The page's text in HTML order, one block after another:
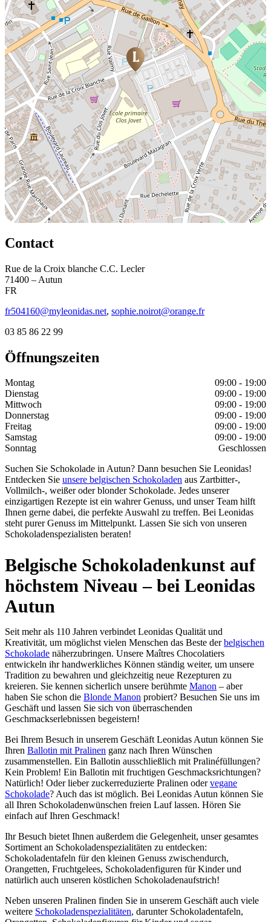
Contact
Rue de la Croix blanche C.C. Lecler
71400 – Autun
FR
fr504160@myleonidas.net, sophie.noirot@orange.fr
03 85 86 22 99
Öffnungszeiten
Montag
09:00 - 19:00
Dienstag
09:00 - 19:00
Mittwoch
09:00 - 19:00
Donnerstag
09:00 - 19:00
Freitag
09:00 - 19:00
Samstag
09:00 - 19:00
Sonntag
Geschlossen
Suchen Sie Schokolade in Autun? Dann besuchen Sie Leonidas!
Entdecken Sie unsere belgischen Schokoladen aus Zartbitter-,
Vollmilch-, weißer oder blonder Schokolade. Jedes unserer
einzigartigen Rezepte ist ein wahrer Genuss, und unser Team hilft
Ihnen gerne dabei, die perfekte Auswahl zu treffen. Bei Leonidas
steht purer Genuss im Mittelpunkt. Lassen Sie sich von unseren
Schokoladenspezialisten beraten!
Belgische Schokoladenkunst auf
höchstem Niveau – bei Leonidas
Autun
Seit mehr als 110 Jahren verbindet Leonidas Qualität und
Kreativität, um möglichst vielen Menschen das Beste derbelgischen
Schokolade näherzubringen. Unsere Maîtres Chocolatiers
entwickeln ihr handwerkliches Können ständig weiter, um unsere
Tradition zu bewahren und gleichzeitig neue Rezepturen zu
kreieren. Sie kennen sicherlich unsere berühmte Manon – aber
haben Sie schon die Blonde Manon probiert? Besuchen Sie uns im
Geschäft und lassen Sie sich von überraschenden
Geschmackserlebnissen begeistern!
Bei Ihrem Besuch in unserem Geschäft Leonidas Autun können Sie
Ihren Ballotin mit Pralinen ganz nach Ihren Wünschen
zusammenstellen. Ein Ballotin ausschließlich mit Pralinéfüllungen?
Kein Problem! Ein Ballotin mit fruchtigen Geschmacksrichtungen?
Natürlich! Oder lieber zuckerreduzierte Pralinen odervegane
Schokolade? Auch das ist möglich. Bei Leonidas Autun können Sie
all Ihren Schokoladenwünschen freien Lauf lassen. Hören Sie
einfach auf Ihren Geschmack!
Ihr Besuch bietet Ihnen außerdem die Gelegenheit, unser gesamtes
Sortiment an Schokoladenspezialitäten zu entdecken:
Schokoladentafeln für den kleinen Genuss zwischendurch,
Orangetten, Fruchtgelees, Schokoladenfiguren für Kinder und
natürlich auch unseren köstlichen Schokoladenaufstrich!
Neben unseren Pralinen finden Sie in unserem Geschäft auch viele
weitere Schokoladenspezialitäten, darunter Schokoladentafeln,